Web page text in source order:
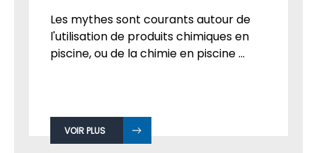
Les mythes sont courants autour de
l'utilisation de produits chimiques en
piscine, ou de la chimie en piscine ...
VOIR PLUS